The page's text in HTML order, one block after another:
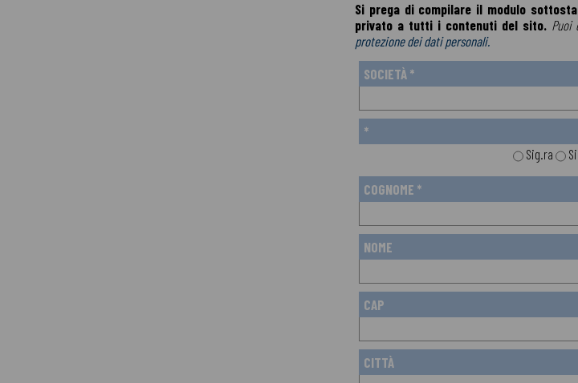
Si prega di compilare il modulo
privato a tutti i contenuti del sito. Puoi
protezione dei dati personali.
SOCIETÀ *
*
Sig.ra
COGNOME *
NOME
CAP
CITTÀ